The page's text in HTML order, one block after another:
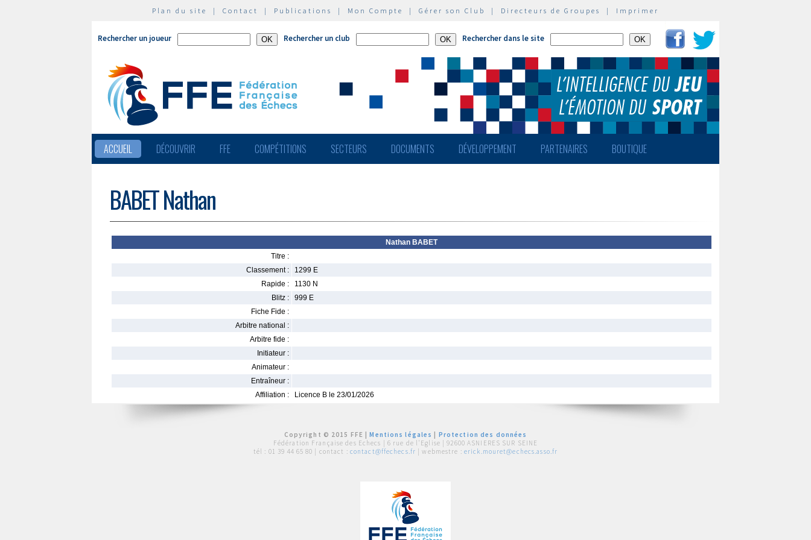
Plan du site | Contact | Publications | Mon Compte | Gérer son Club | Directeurs de Groupes | Imprimer
Rechercher un joueur Rechercher un club Rechercher dans le site
ACCUEIL DÉCOUVRIR FFE COMPÉTITIONS SECTEURS DOCUMENTS DÉVELOPPEMENT PARTENAIRES BOUTIQUE
BABET Nathan
Nathan BABET
Titre :
Classement :
1299 E
Rapide :
1130 N
Blitz :
999 E
Fiche Fide :
Arbitre national :
Arbitre fide :
Initiateur :
Animateur :
Entraîneur :
Affiliation :
Licence B le 23/01/2026
Copyright © 2015 FFE |Mentions légales
Protection des données
Fédération Française des Echecs | 6 rue de l'Eglise | 92600 ASNIERES SUR SEINE
tél : 01 39 44 65 80 | contact : contact@ffechecs.fr | webmestre : erick.mouret@echecs.asso.fr